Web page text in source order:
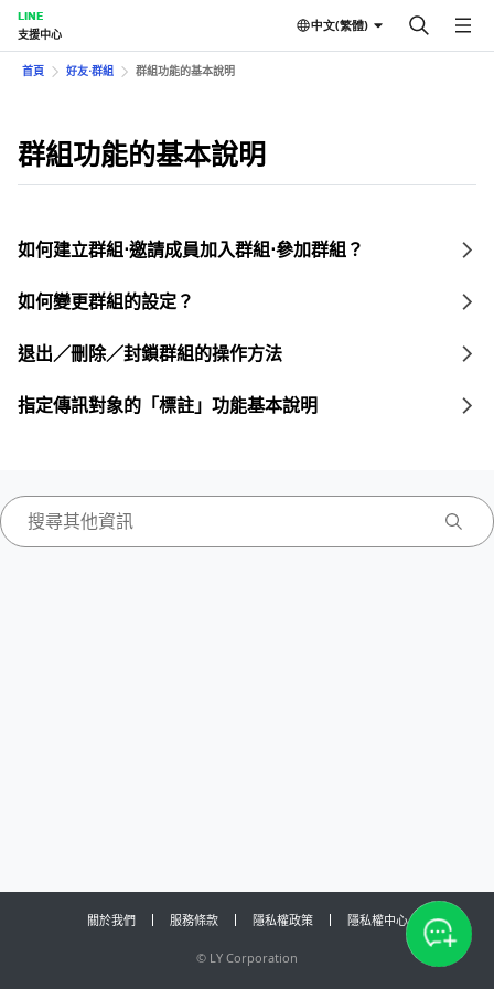
LINE
支援中心
中文(繁體)
首頁 好友⋅群組 群組功能的基本說明
群組功能的基本說明
如何建立群組⋅邀請成員加入群組⋅參加群組？
如何變更群組的設定？
退出／刪除／封鎖群組的操作方法
指定傳訊對象的「標註」功能基本說明
關於我們 服務條款 隱私權政策 隱私權中心
© LY Corporation